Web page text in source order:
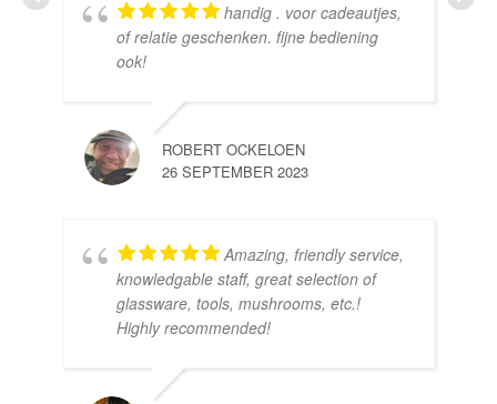
handig . voor cadeautjes,
of relatie geschenken. fijne bediening
ook!
ROBERT OCKELOEN
26 SEPTEMBER 2023
Amazing, friendly service,
knowledgable staff, great selection of
glassware, tools, mushrooms, etc.!
Highly recommended!